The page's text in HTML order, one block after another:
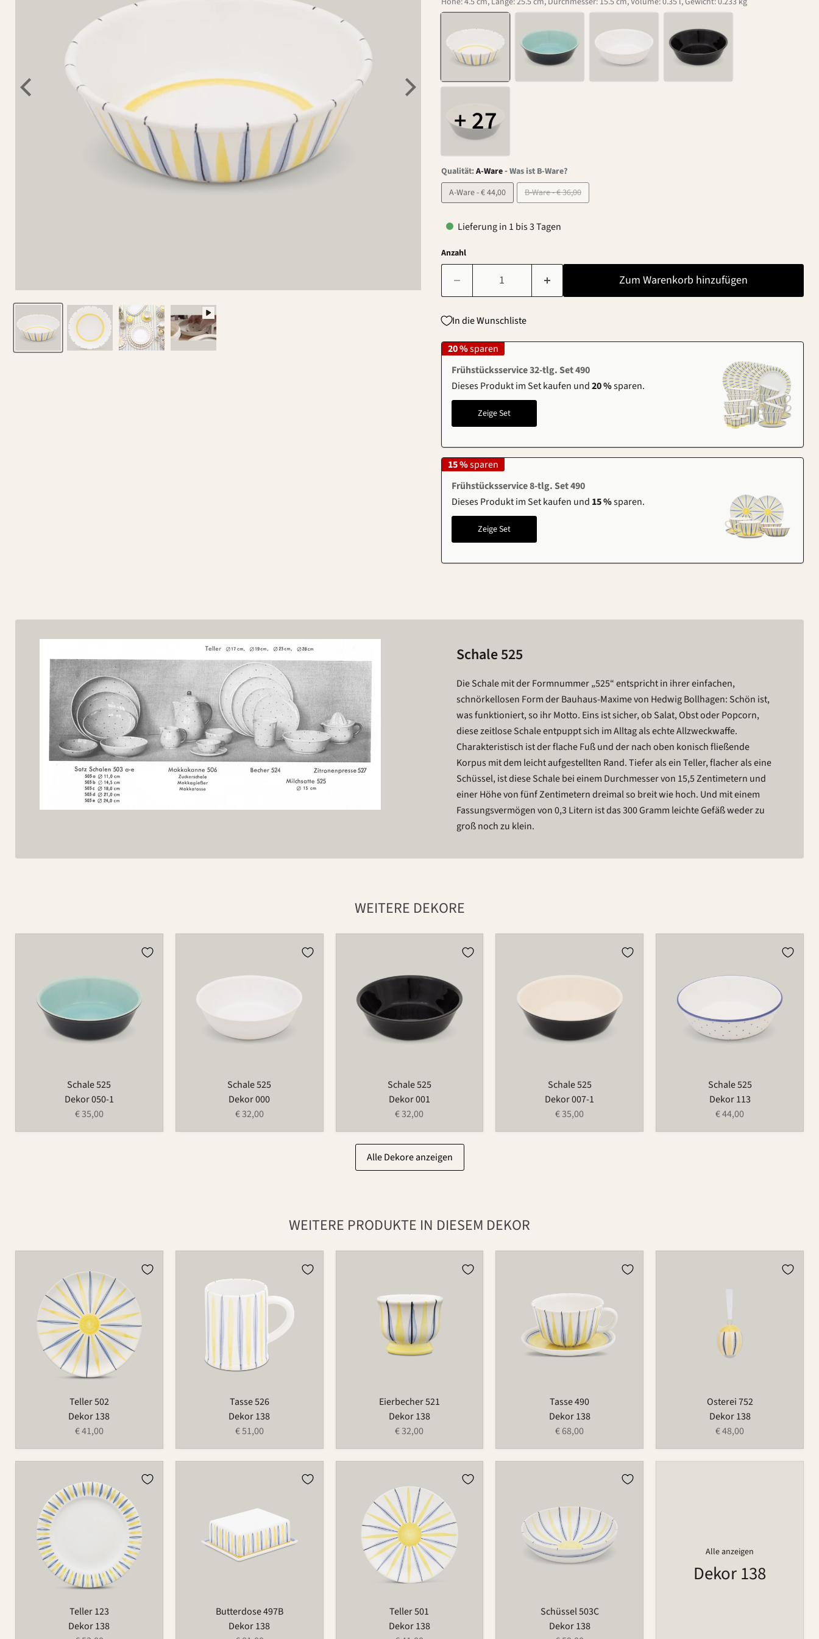
+ 27
Qualität:A-Ware-Was ist B-Ware?
A-Ware - € 44,00
B-Ware - € 36,00
Lieferung in 1 bis 3 Tagen
Anzahl
Zum Warenkorb hinzufügen
In die Wunschliste
Frühstücksservice 32-tlg. Set 490
Dieses Produkt im Set kaufen und20 %sparen.
Zeige Set
20 %sparen
Frühstücksservice 8-tlg. Set 490
Dieses Produkt im Set kaufen und 15 %sparen.
Zeige Set
15 %sparen
Schale 525
Die Schale mit der Formnummer „525“ entspricht in ihrer einfachen,
schnörkellosen Form der Bauhaus-Maxime von Hedwig Bollhagen: Schön ist,
was funktioniert, so ihr Motto. Eins ist sicher, ob Salat, Obst oder Popcorn,
diese zeitlose Schale entpuppt sich im Alltag als echte Allzweckwaffe.
Charakteristisch ist der flache Fuß und der nach oben konisch fließende
Korpus mit dem leicht aufgestellten Rand. Tiefer als ein Teller, flacher als eine
Schüssel, ist diese Schale bei einem Durchmesser von 15,5 Zentimetern und
einer Höhe von fünf Zentimetern dreimal so breit wie hoch. Und mit einem
Fassungsvermögen von 0,3 Litern ist das 300 Gramm leichte Gefäß weder zu
groß noch zu klein.
WEITERE DEKORE
Schale 525
Dekor 050-1
€ 35,00
Schale 525
Dekor 000
€ 32,00
Schale 525
Dekor 001
€ 32,00
Schale 525
Dekor 007-1
€ 35,00
Schale 525
Dekor 113
€ 44,00
Alle Dekore anzeigen
WEITERE PRODUKTE IN DIESEM DEKOR
Teller 502
Dekor 138
€ 41,00
Tasse 526
Dekor 138
€ 51,00
Eierbecher 521
Dekor 138
€ 32,00
Tasse 490
Dekor 138
€ 68,00
Osterei 752
Dekor 138
€ 48,00
Teller 123
Dekor 138
Butterdose 497B
Dekor 138
Teller 501
Dekor 138
Schüssel 503C
Dekor 138
Alle anzeigen
Dekor 138